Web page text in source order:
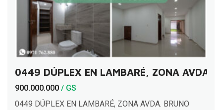
0449 DÚPLEX EN LAMBARÉ, ZONA AVDA.
900.000.000 / GS
0449 DÚPLEX EN LAMBARÉ, ZONA AVDA. BRUNO